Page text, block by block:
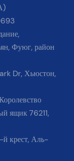
Фуюг, район
Dr, Хьюстон,
ящик 76211,
крест, Аль-